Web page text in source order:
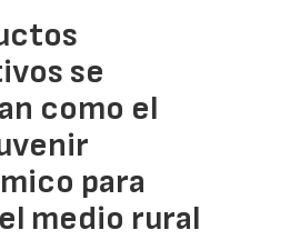
se
como el
para
medio rural